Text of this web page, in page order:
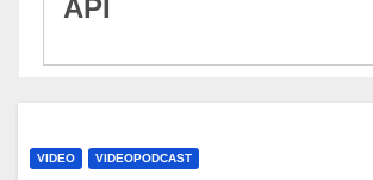
VIDEO VIDEOPODCAST